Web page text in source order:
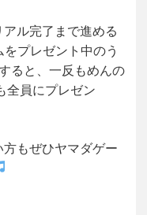
ル完了まで進める
プレゼント中のう
ると、一反もめんの
全員にプレゼン
もぜひヤマダゲー